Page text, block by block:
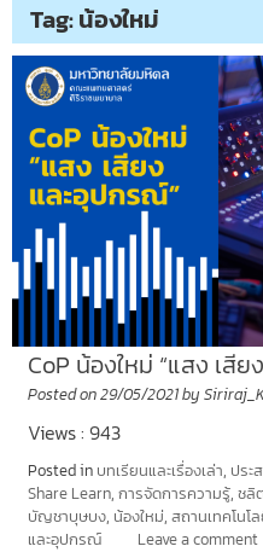
Tag:น้องใหม่
CoP น้องใหม่ “แสง เสี
Posted on29/05/2021by
Views : 943
Posted in บทเรียนและเรื่องเล่า, ประ
Share Learn, การจัดการความรู้, ชลิ
บัญชาบุษบง, น้องใหม่, สถานเทคโน
และอุปกรณ์
Leave a comment